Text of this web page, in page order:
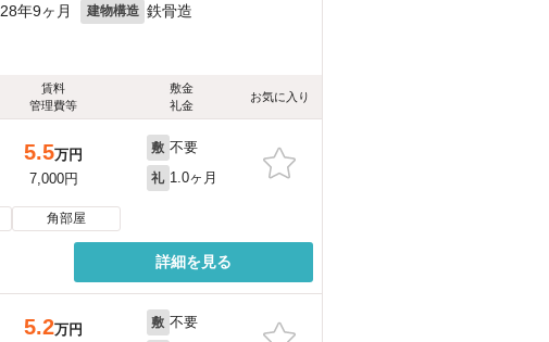
28年9ヶ月 建物構造 鉄骨造
賃料
管理費等
敷金
礼金
お気に入り
5.5万円
7,000円
敷 不要
礼 1.0ヶ月
角部屋
詳細を見る
5.2万円
敷 不要